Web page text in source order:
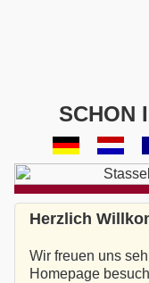
SCHON
Herzlich
Wir freuen uns
Homepage